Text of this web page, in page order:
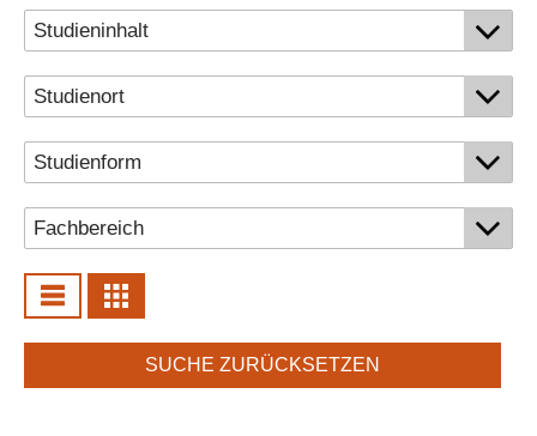
Personalvertretungen
Schwerbehindertenvertretungen
Informationssicherheit
Personalentwicklung
Personensuche
SUCHE ZURÜCKSETZEN